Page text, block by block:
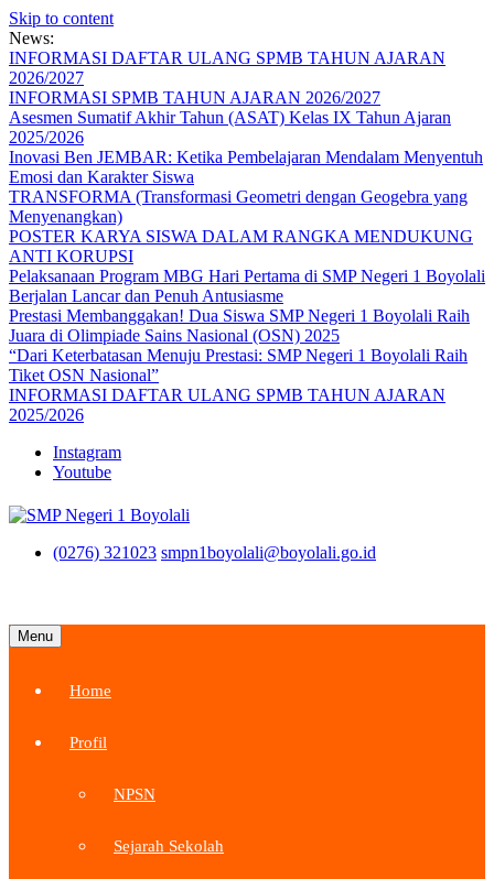
Skip to content
News:
INFORMASI DAFTAR ULANG SPMB TAHUN AJARAN
2026/2027
INFORMASI SPMB TAHUN AJARAN 2026/2027
Asesmen Sumatif Akhir Tahun (ASAT) Kelas IX Tahun Ajaran
2025/2026
Inovasi Ben JEMBAR: Ketika Pembelajaran Mendalam Menyentuh
Emosi dan Karakter Siswa
TRANSFORMA (Transformasi Geometri dengan Geogebra yang
Menyenangkan)
POSTER KARYA SISWA DALAM RANGKA MENDUKUNG
ANTI KORUPSI
Pelaksanaan Program MBG Hari Pertama di SMP Negeri 1 Boyolali
Berjalan Lancar dan Penuh Antusiasme
Prestasi Membanggakan! Dua Siswa SMP Negeri 1 Boyolali Raih
Juara di Olimpiade Sains Nasional (OSN) 2025
“Dari Keterbatasan Menuju Prestasi: SMP Negeri 1 Boyolali Raih
Tiket OSN Nasional”
INFORMASI DAFTAR ULANG SPMB TAHUN AJARAN
2025/2026
Instagram
Youtube
(0276) 321023 smpn1boyolali@boyolali.go.id
Menu
Home
Profil
NPSN
Sejarah Sekolah